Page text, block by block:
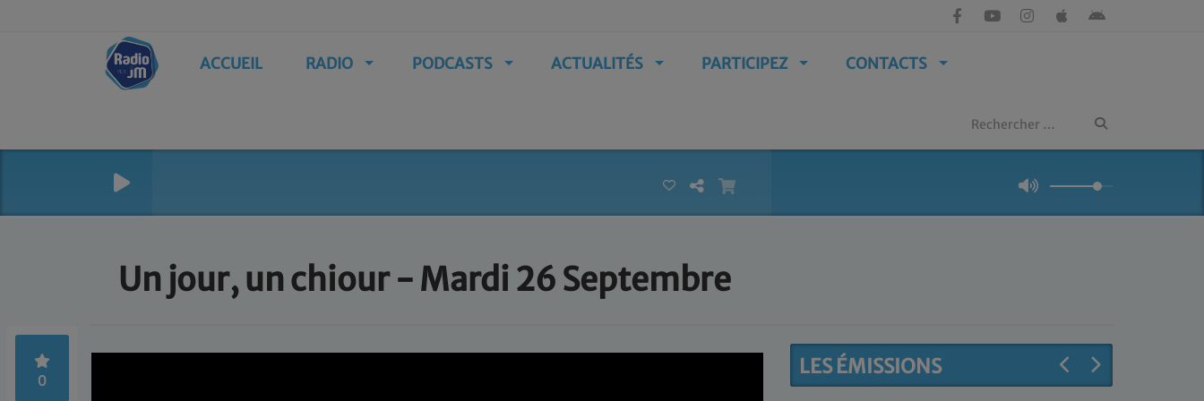
ACCUEIL RADIO PODCASTS ACTUALITÉS PARTICIPEZ CONTACTS
Un jour, un chiour - Mardi 26 Septembre
0
LES ÉMISSIONS